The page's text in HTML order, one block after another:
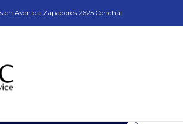
en Avenida Zapadores 2625 Conchali
Bi-Metalica 38mm Karnasch